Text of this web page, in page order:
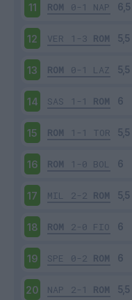
11 ROM 0-1 NAP
12 VER 1-3 ROM
13 ROM 0-1 LAZ
14 SAS 1-1 ROM
15 ROM 1-1 TOR
16 ROM 1-0 BOL
17 MIL 2-2 ROM
18 ROM 2-0 FIO
19 SPE 0-2 ROM
20 NAP 2-1 ROM